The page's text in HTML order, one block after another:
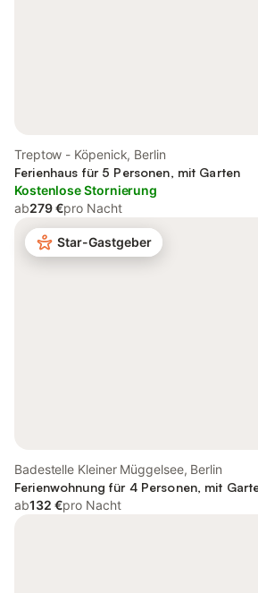
Treptow - Köpenick, Berlin
Ferienhaus für 5 Personen, mit Garten
Kostenlose Stornierung
ab279 €pro Nacht
Star-Gastgeber
Badestelle Kleiner Müggelsee, Berlin
Ferienwohnung für 4 Personen, mit
ab132 €pro Nacht